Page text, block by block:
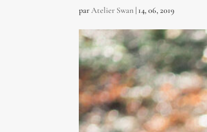
parAtelier Swan | 14, 06, 2019